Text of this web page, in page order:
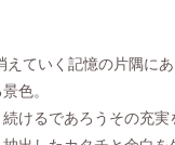
えていく記憶の片隅に
色。
けるであろうその充実